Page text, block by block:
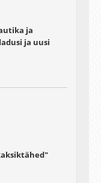
ja
ja uusi